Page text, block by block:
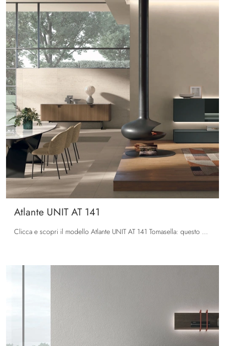
Atlante UNIT AT 141
Clicca e scopri il modello Atlante UNIT AT 141 Tomasella: questo mobile per la TV in laccato opaco è tra le più belle soluzioni per il soggiorno.